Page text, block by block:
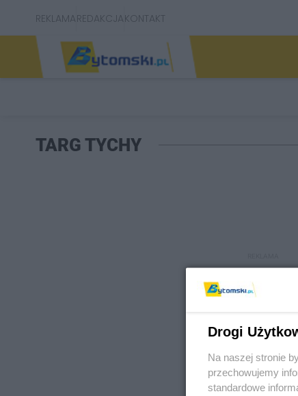
REKLAMAREDAKCJAKONTAKT
TARG TYCHY
REKLAMA
Drogi
Na naszej stronie
przechowujemy
standardowe